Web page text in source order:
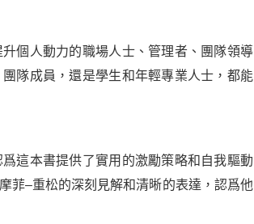
個人動力的職場人士、管理者、團隊領導
隊成員，還是學生和年輕專業人士，都能
這本書提供了實用的激勵策略和自我驅動
菲–重松的深刻見解和清晰的表達，認爲他